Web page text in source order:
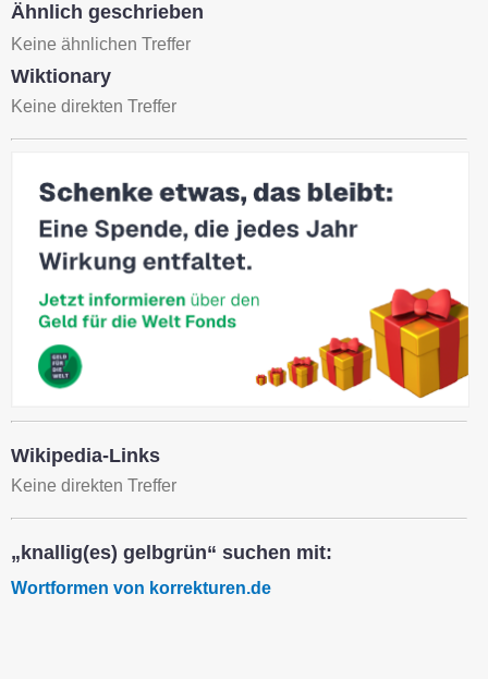
Ähnlich geschrieben
Keine ähnlichen Treffer
Wiktionary
Keine direkten Treffer
Wikipedia-Links
Keine direkten Treffer
„knallig(es) gelbgrün“ suchen mit:
Wortformen von korrekturen.de